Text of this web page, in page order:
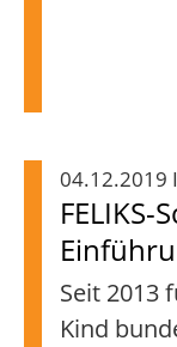
04.12.2019
FELIKS-
Seit 2013
Kind